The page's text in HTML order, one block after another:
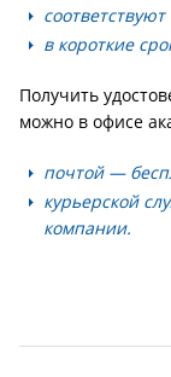
в короткие
Получить
можно в офисе
почтой —
курьерской
компании.